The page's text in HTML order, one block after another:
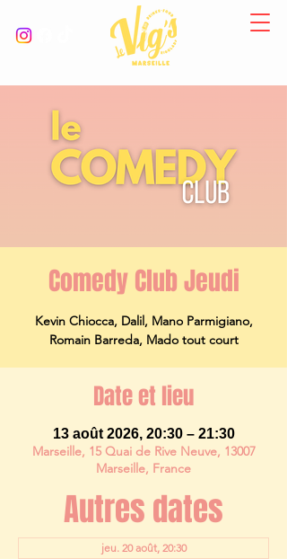
Comedy Club Jeudi
Kevin Chiocca, Dalil, Mano Parmigiano,
Romain Barreda, Mado tout court
Date et lieu
13 août 2026, 20:30 – 21:30
Marseille, 15 Quai de Rive Neuve, 13007
Marseille, France
Autres dates
jeu. 20 août, 20:30